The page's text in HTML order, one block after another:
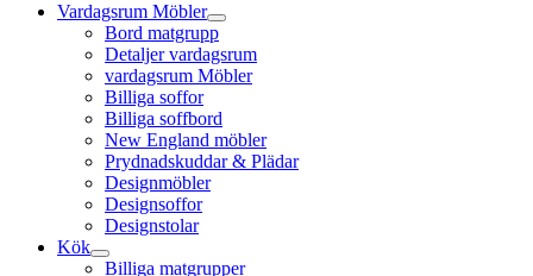
Vardagsrum Möbler
Bord matgrupp
Detaljer vardagsrum
vardagsrum Möbler
Billiga soffor
Billiga soffbord
New England möbler
Prydnadskuddar & Plädar
Designmöbler
Designsoffor
Designstolar
Kök
Billiga matgrupper